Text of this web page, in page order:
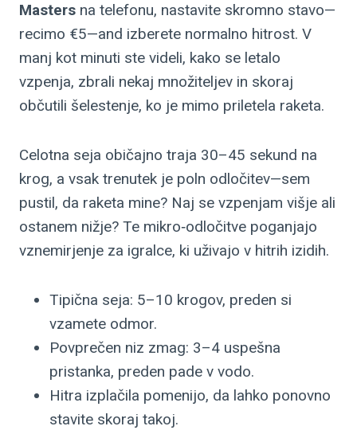
Masters na telefonu, nastavite skromno stavo—
recimo €5—and izberete normalno hitrost. V
manj kot minuti ste videli, kako se letalo
vzpenja, zbrali nekaj množiteljev in skoraj
občutili šelestenje, ko je mimo priletela raketa.
Celotna seja običajno traja 30–45 sekund na
krog, a vsak trenutek je poln odločitev—sem
pustil, da raketa mine? Naj se vzpenjam višje ali
ostanem nižje? Te mikro‑odločitve poganjajo
vznemirjenje za igralce, ki uživajo v hitrih izidih.
Tipična seja: 5–10 krogov, preden si
vzamete odmor.
Povprečen niz zmag: 3–4 uspešna
pristanka, preden pade v vodo.
Hitra izplačila pomenijo, da lahko ponovno
stavite skoraj takoj.